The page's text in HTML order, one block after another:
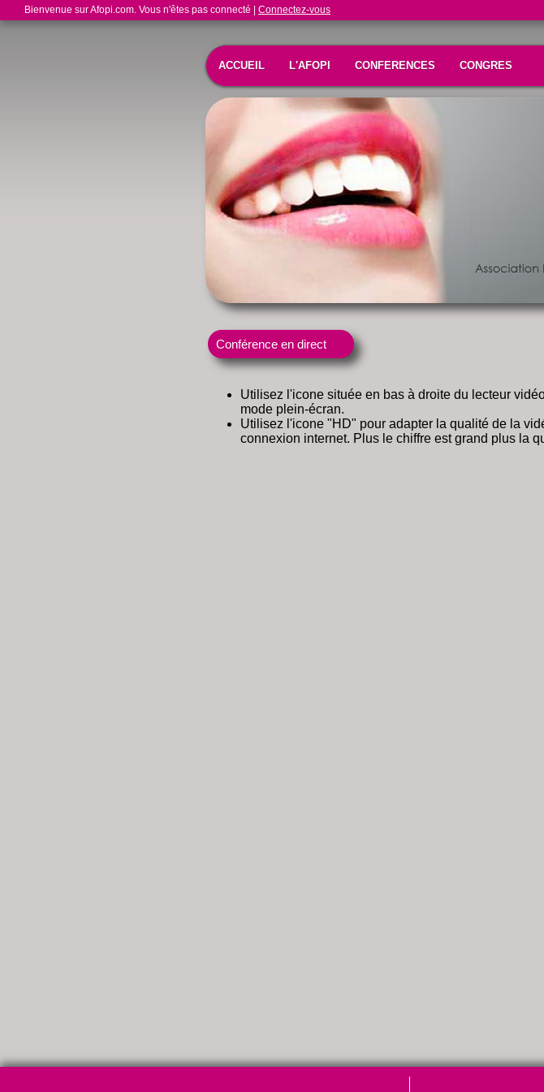
Bienvenue sur Afopi.com. Vous n'êtes pas connecté | Connectez-vous
ACCUEIL L'AFOPI CONFERENCES CONGRES
Conférence en direct
Utilisez l'icone située en bas à droite du lecteur
mode plein-écran.
Utilisez l'icone "HD" pour adapter la qualité de la
connexion internet. Plus le chiffre est grand plus la